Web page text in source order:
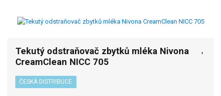
Tekutý odstraňovač zbytků mléka Nivona
CreamClean NICC 705
ČESKÁ DISTRIBUCE